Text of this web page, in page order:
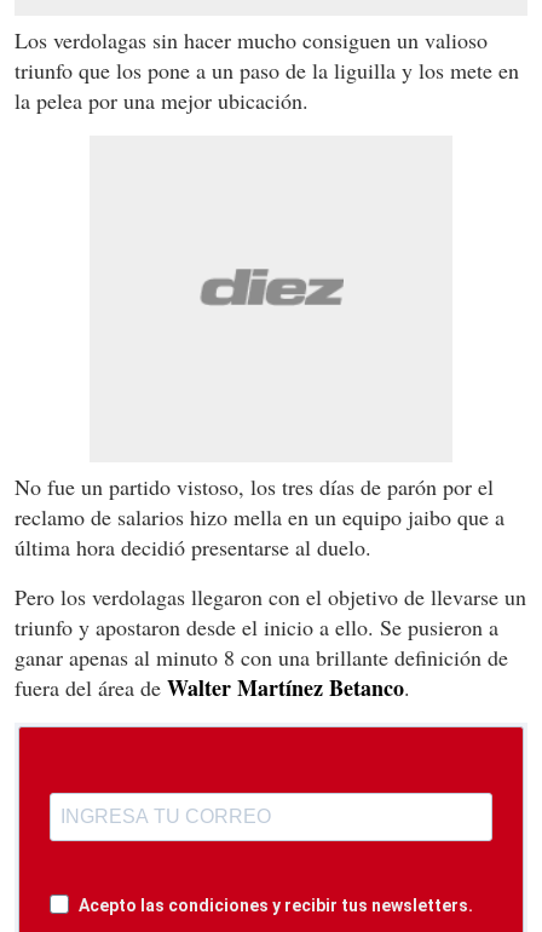
Los verdolagas sin hacer mucho consiguen un valioso
triunfo que los pone a un paso de la liguilla y los mete en
la pelea por una mejor ubicación.
No fue un partido vistoso, los tres días de parón por el
reclamo de salarios hizo mella en un equipo jaibo que a
última hora decidió presentarse al duelo.
Pero los verdolagas llegaron con el objetivo de llevarse un
triunfo y apostaron desde el inicio a ello. Se pusieron a
ganar apenas al minuto 8 con una brillante definición de
fuera del área de Walter Martínez Betanco.
Acepto las condiciones y recibir tus newsletters.